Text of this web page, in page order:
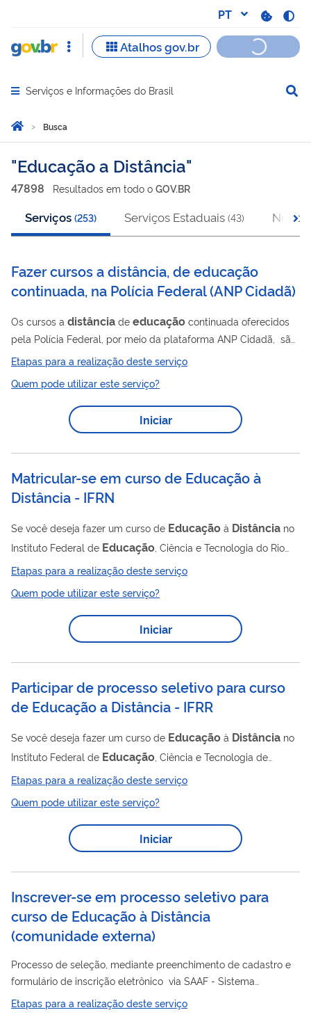
Abrir menu principal de navegação
Serviços e Informações do Brasil
Você está aqui:
Página Inicial
Busca
Busca
Educação a Distância
47898 Resultados em todo o GOV.BR
Serviços (253) Serviços Estaduais (43)
Fazer cursos a distância, de educação
continuada, na Polícia Federal(ANP Cidadã)
Os cursos a distância de educação continuada oferecidos
pela Polícia Federal, por meio da plataforma ANP Cidadã, são
ações de desenvolvimento de curta duração, que visam o
aperfeiçoamento de servidores de outras instituições,
prestadores de serviço, bem como de cidadãos, de modo em
geral, em temas como gestão e liderança,educação
bem-estar e segurança pública. Os cursos são ofertados ao
parceiras e prestadores de serviços,...
Etapas para a realização deste serviço
Quem pode utilizar este serviço?
Iniciar
Matricular-se em curso de Educação à
Distância - IFRN
Se você deseja fazer um curso de Educação à Distância no
Instituto Federal de Educação , Ciência e Tecnologia do Rio
Grande do Norte, você precisa, após aprovado em processo
seletivo, matricular-se no curso escolhido por meio deste
serviço.
Etapas para a realização deste serviço
Quem pode utilizar este serviço?
Iniciar
Participar de processo seletivo para curso
de Educação a Distância - IFRR
Se você deseja fazer um curso de Educação à Distância no
Instituto Federal de Educação , Ciência e Tecnologia de
Roraima, você precisa concorrer a uma vaga por meio deste
serviço.
Etapas para a realização deste serviço
Quem pode utilizar este serviço?
Iniciar
Inscrever-se em processo seletivo para
curso de Educação à Distância
(comunidade externa)
Processo de seleção, mediante preenchimento de cadastro e
formulário de inscrição eletrônico via SAAF - Sistema
Acadêmico, Administrativo e Financeiro - da CEAD (
Etapas para a realização deste serviço